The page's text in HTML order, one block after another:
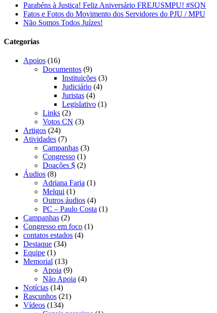
Parabéns à Justiça! Feliz Aniversário FREJUSMPU! #SQN
Fatos e Fotos do Movimento dos Servidores do PJU / MPU
Não Somos Todos Juízes!
Categorias
Apoios (16)
Documentos (9)
Instituições (3)
Judiciário (4)
Juristas (4)
Legislativo (1)
Links (2)
Votos CN (3)
Artigos (24)
Atividades (7)
Campanhas (3)
Congresso (1)
Doações $ (2)
Áudios (8)
Adriana Faria (1)
Melqui (1)
Outros áudios (4)
PC – Paulo Costa (1)
Campanhas (2)
Congresso em foco (1)
contatos estados (4)
Destaque (34)
Equipe (1)
Memorial (13)
Apoia (9)
Não Apoia (4)
Notícias (14)
Rascunhos (21)
Vídeos (134)